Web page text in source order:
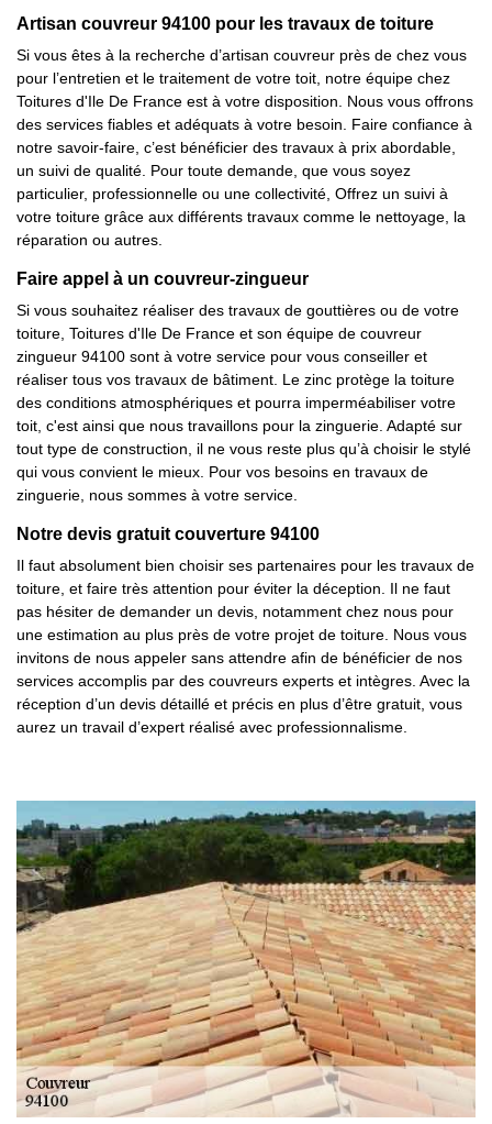
Artisan couvreur 94100 pour les travaux de toiture
Si vous êtes à la recherche d’artisan couvreur près de chez vous
pour l’entretien et le traitement de votre toit, notre équipe chez
Toitures d'Ile De France est à votre disposition. Nous vous offrons
des services fiables et adéquats à votre besoin. Faire confiance à
notre savoir-faire, c’est bénéficier des travaux à prix abordable,
un suivi de qualité. Pour toute demande, que vous soyez
particulier, professionnelle ou une collectivité, Offrez un suivi à
votre toiture grâce aux différents travaux comme le nettoyage, la
réparation ou autres.
Faire appel à un couvreur-zingueur
Si vous souhaitez réaliser des travaux de gouttières ou de votre
toiture, Toitures d'Ile De France et son équipe de couvreur
zingueur 94100 sont à votre service pour vous conseiller et
réaliser tous vos travaux de bâtiment. Le zinc protège la toiture
des conditions atmosphériques et pourra imperméabiliser votre
toit, c'est ainsi que nous travaillons pour la zinguerie. Adapté sur
tout type de construction, il ne vous reste plus qu’à choisir le stylé
qui vous convient le mieux. Pour vos besoins en travaux de
zinguerie, nous sommes à votre service.
Notre devis gratuit couverture 94100
Il faut absolument bien choisir ses partenaires pour les travaux de
toiture, et faire très attention pour éviter la déception. Il ne faut
pas hésiter de demander un devis, notamment chez nous pour
une estimation au plus près de votre projet de toiture. Nous vous
invitons de nous appeler sans attendre afin de bénéficier de nos
services accomplis par des couvreurs experts et intègres. Avec la
réception d’un devis détaillé et précis en plus d’être gratuit, vous
aurez un travail d’expert réalisé avec professionnalisme.